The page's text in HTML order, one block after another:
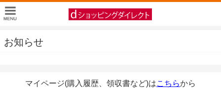
お知らせ
マイページ(購入履歴、領収書など)はこちらから